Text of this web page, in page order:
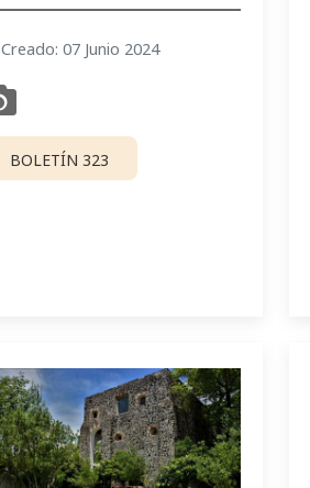
Creado: 07 Junio 2024
BOLETÍN 323